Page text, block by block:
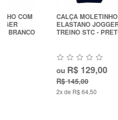
CALÇA MOLETINHO COM
ELASTANO JOGGER
TREINO STC - PRETO
R$ 129,00
2x de R$ 64,50